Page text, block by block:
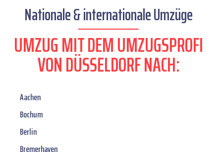
Nationale & internationale Umzüge
UMZUG MIT DEM UMZUGSPROFI
VON DÜSSELDORF NACH:
Aachen
Bochum
Berlin